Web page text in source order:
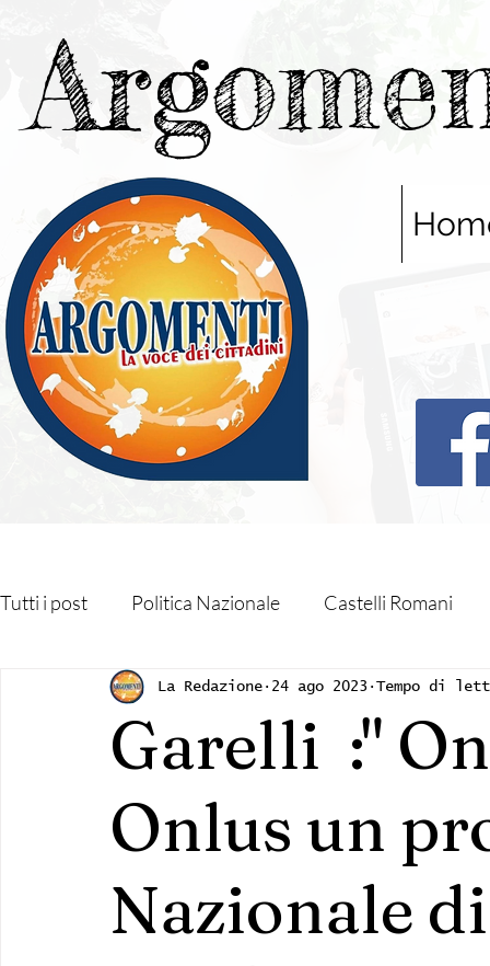
Tutti i post Politica Nazionale Castelli Romani
Roma Capitale Regione Lazio Associazioni
Monteporzio Catone Partner
Cultura
Garelli :"
Onlus un
Nazionale
La Redazione 24 ago 2023 Tempo di